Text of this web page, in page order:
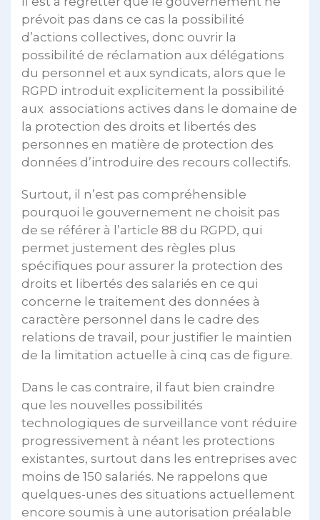
prévoit pas dans ce cas la possibilité
d’actions collectives, donc ouvrir la
possibilité de réclamation aux délégations
du personnel et aux syndicats, alors que le
RGPD introduit explicitement la possibilité
aux associations actives dans le domaine de
la protection des droits et libertés des
personnes en matière de protection des
données d’introduire des recours collectifs.
Surtout, il n’est pas compréhensible
pourquoi le gouvernement ne choisit pas
de se référer à l’article 88 du RGPD, qui
permet justement des règles plus
spécifiques pour assurer la protection des
droits et libertés des salariés en ce qui
concerne le traitement des données à
caractère personnel dans le cadre des
relations de travail, pour justifier le maintien
de la limitation actuelle à cinq cas de figure.
Dans le cas contraire, il faut bien craindre
que les nouvelles possibilités
technologiques de surveillance vont réduire
progressivement à néant les protections
existantes, surtout dans les entreprises avec
moins de 150 salariés. Ne rappelons que
quelques-unes des situations actuellement
encore soumis à une autorisation préalable